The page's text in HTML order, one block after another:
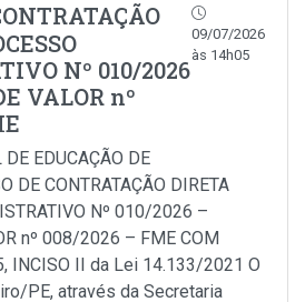
Nº 010/2026
VALOR nº
09/07/2026
às 14h05
EDUCAÇÃO DE
DE CONTRATAÇÃO DIRETA
Nº 010/2026 –
nº 008/2026 – FME COM
INCISO II da Lei 14.133/2021 O
PE, através da Secretaria